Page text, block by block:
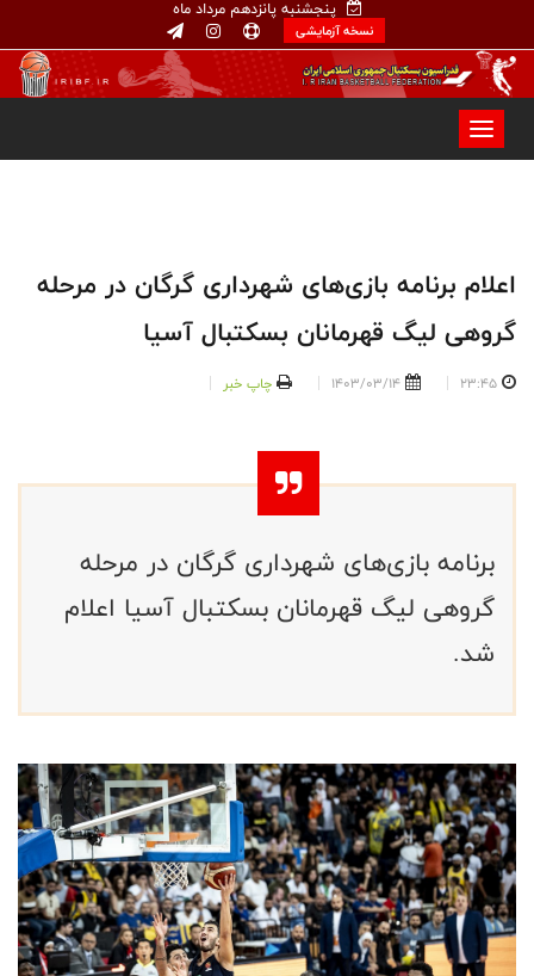
پنجشنبه پانزدهم مرداد ماه
نسخه آزمایشی
اعلام برنامه بازی‌های شهرداری گرگان در مرحله
گروهی لیگ قهرمانان بسکتبال آسیا
23:45
1403/03/14 چاپ خبر
برنامه بازی‌های شهرداری گرگان در مرحله
گروهی لیگ قهرمانان بسکتبال آسیا اعلام
شد.